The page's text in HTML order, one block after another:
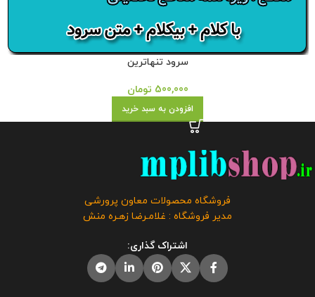
سرود تنهاترین
500,000 تومان
افزودن به سبد خرید
فروشگاه محصولات معاون پرورشی
مدیر فروشگاه : غلامـرضا زهـره منش
اشتراک گذاری: